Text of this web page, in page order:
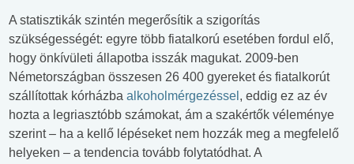
A statisztikák szintén megerősítik a szigorítás
szükségességét: egyre több fiatalkorú esetében fordul elő,
hogy önkívületi állapotba isszák magukat. 2009-ben
Németországban összesen 26 400 gyereket és fiatalkorút
szállítottak kórházba alkoholmérgezéssel , eddig ez az év
hozta a legriasztóbb számokat, ám a szakértők véleménye
szerint – ha a kellő lépéseket nem hozzák meg a megfelelő
helyeken – a tendencia tovább folytatódhat. A